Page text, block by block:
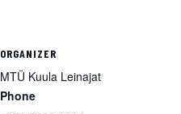
ORGANIZER
MTÜ Kuula Leinajat
Phone